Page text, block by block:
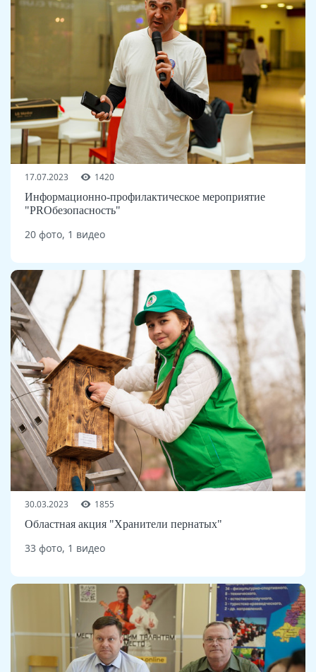
17.07.2023
1420
Информационно-профилактическое мероприятие
"PROбезопасность"
20 фото, 1 видео
30.03.2023
1855
Областная акция "Хранители пернатых"
33 фото, 1 видео